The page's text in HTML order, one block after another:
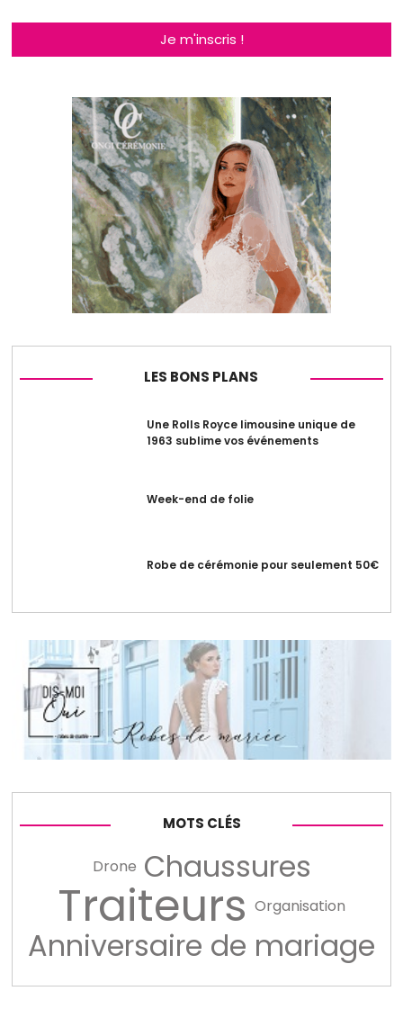
Je m'inscris !
LES BONS PLANS
Une Rolls Royce limousine unique de
1963 sublime vos événements
Week-end de folie
Robe de cérémonie pour seulement 50€
MOTS CLÉS
Drone Chaussures
Traiteurs Organisation
Anniversaire de mariage